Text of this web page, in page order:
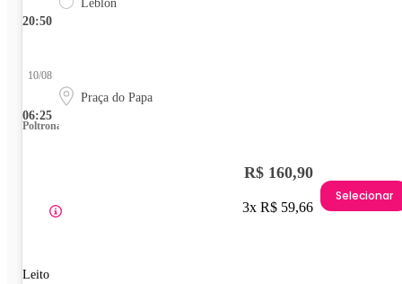
20:50
Leblon
06:25
10/08
Praça do Papa
Poltrona
Leito
R$ 160,90
3x R$ 59,66
Selecionar